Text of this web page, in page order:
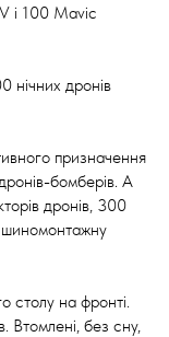
і 100 Mavic
нічних дронів
призначення
бомберів. А
дронів, 300
шиномонтажну
столу на фронті.
Втомлені, без сну,